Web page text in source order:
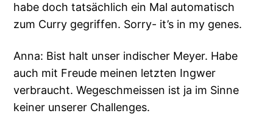
habe doch tatsächlich ein Mal automatisch
zum Curry gegriffen. Sorry- it’s in my genes.
Anna: Bist halt unser indischer Meyer. Habe
auch mit Freude meinen letzten Ingwer
verbraucht. Wegeschmeissen ist ja im Sinne
keiner unserer Challenges.